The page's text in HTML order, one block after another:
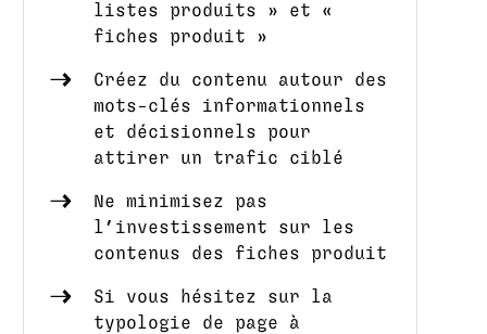
listes produits » et «
fiches produit »
Créez du contenu autour des
mots-clés informationnels
et décisionnels pour
attirer un trafic ciblé
Ne minimisez pas
l’investissement sur les
contenus des fiches produit
Si vous hésitez sur la
typologie de page à